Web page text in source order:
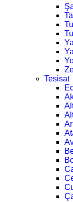
Tesisat